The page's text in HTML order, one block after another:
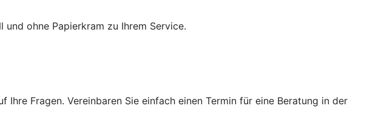
ohne Papierkram zu Ihrem Service.
Fragen. Vereinbaren Sie einfach einen Termin für eine Beratung in der